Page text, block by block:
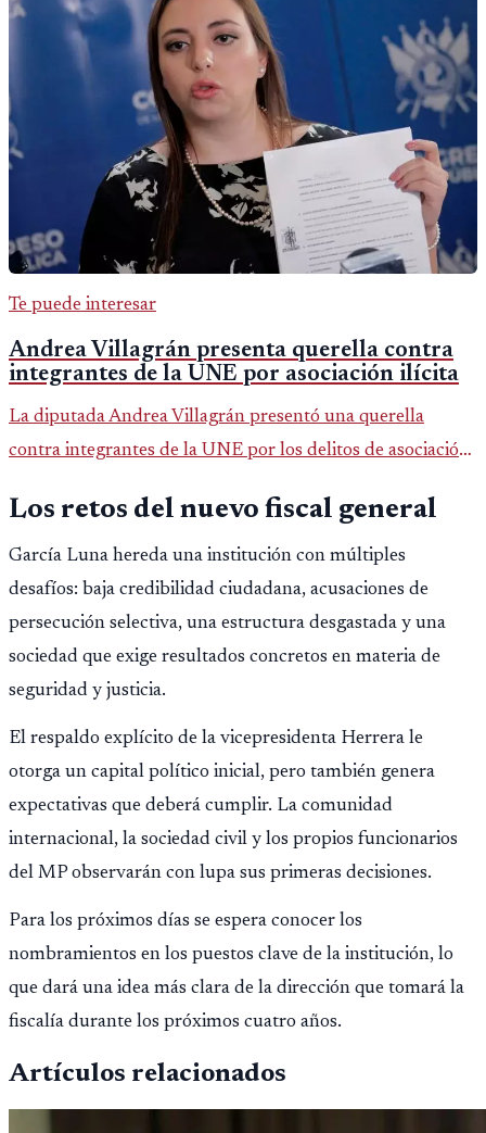
Te puede interesar
Andrea Villagrán presenta querella contra
integrantes de la UNE por asociación ilícita
La diputada Andrea Villagrán presentó una querella
contra integrantes de la UNE por los delitos de asociación
Los retos del nuevo fiscal general
García Luna hereda una institución con múltiples
desafíos: baja credibilidad ciudadana, acusaciones de
persecución selectiva, una estructura desgastada y una
sociedad que exige resultados concretos en materia de
seguridad y justicia.
El respaldo explícito de la vicepresidenta Herrera le
otorga un capital político inicial, pero también genera
expectativas que deberá cumplir. La comunidad
internacional, la sociedad civil y los propios funcionarios
del MP observarán con lupa sus primeras decisiones.
Para los próximos días se espera conocer los
nombramientos en los puestos clave de la institución, lo
que dará una idea más clara de la dirección que tomará la
fiscalía durante los próximos cuatro años.
Artículos relacionados